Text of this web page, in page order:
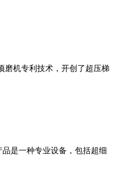
磨机专利技术，开创了超压梯
是一种专业设备，包括超细